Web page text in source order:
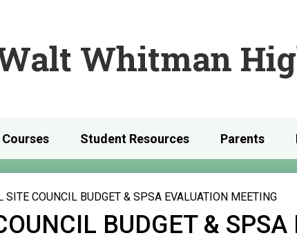
Whitman
Courses Student Resources Parents
SITE COUNCIL BUDGET & SPSA EVALUATION MEETING
BUDGET & SPSA